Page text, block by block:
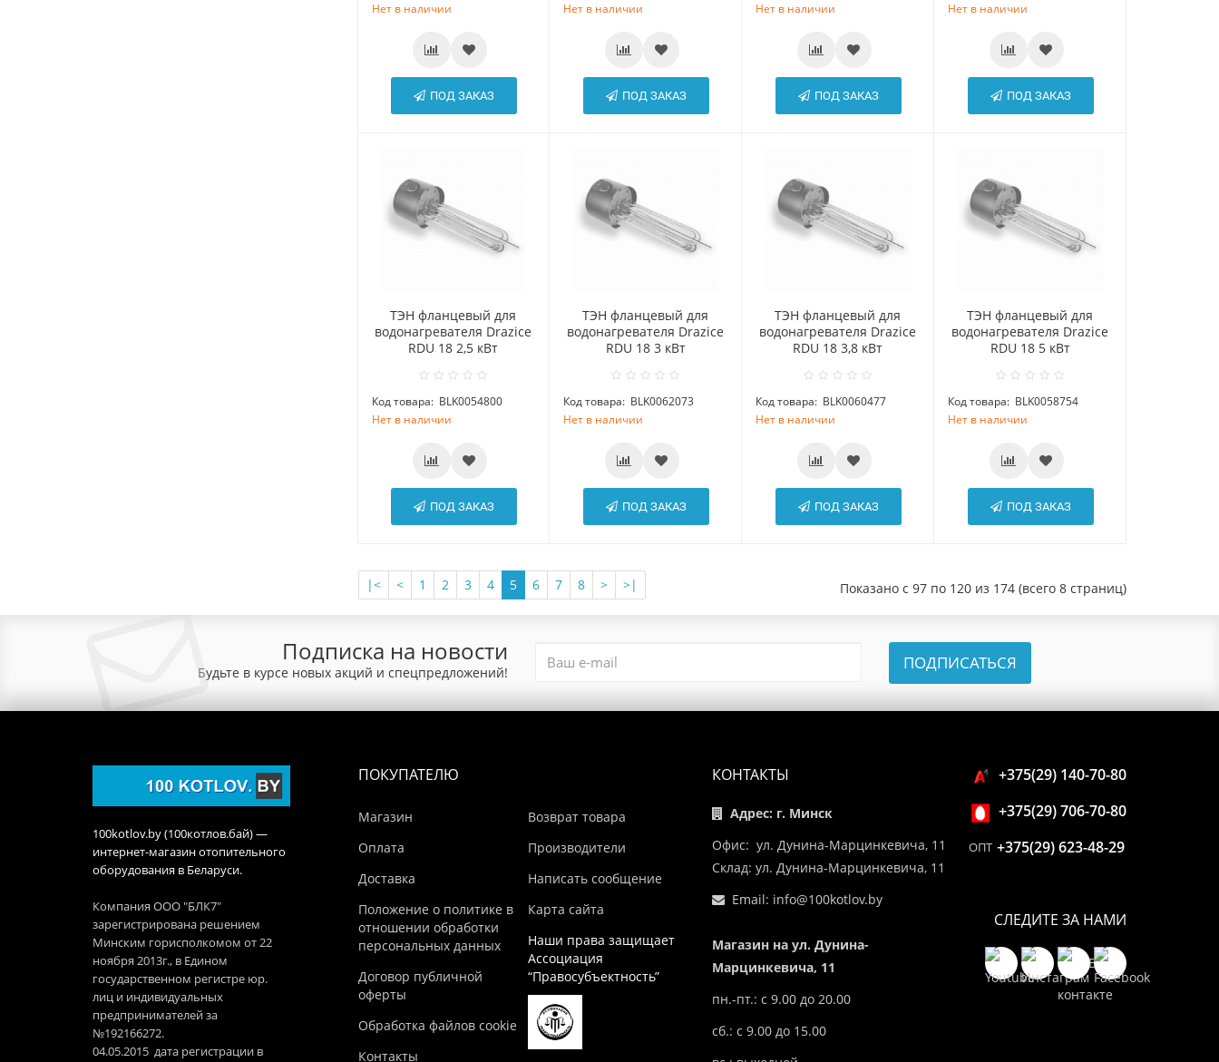
Нет в наличии
ПОД ЗАКАЗ
Нет в наличии
ПОД ЗАКАЗ
Нет в наличии
ПОД ЗАКАЗ
Нет в наличии
ПОД ЗАКАЗ
ТЭН фланцевый для
водонагревателя Drazice
RDU 18 2,5 кВт
Код товара: BLK0054800
Нет в наличии
ПОД ЗАКАЗ
ТЭН фланцевый для
водонагревателя Drazice
RDU 18 3 кВт
Код товара: BLK0062073
Нет в наличии
ПОД ЗАКАЗ
ТЭН фланцевый для
водонагревателя Drazice
RDU 18 3,8 кВт
Код товара: BLK0060477
Нет в наличии
ПОД ЗАКАЗ
ТЭН фланцевый для
водонагревателя Drazice
RDU 18 5 кВт
Код товара: BLK0058754
Нет в наличии
ПОД ЗАКАЗ
|< < 1 2 3 4 5 6 7 8 > >| Показано с 97 по 120 из 174 (всего 8 страниц)
Подписка на новости
Будьте в курсе новых акций и спецпредложений! ПОДПИСАТЬСЯ
100kotlov.by (100котлов.бай) —
интернет-магазин отопительного
оборудования в Беларуси.
Компания ООО "БЛК7"
зарегистрирована решением
Минским горисполкомом от 22
ноября 2013г., в Едином
государственном регистре юр.
лиц и индивидуальных
предпринимателей за
№192166272.
04.05.2015 дата регистрации в
ПОКУПАТЕЛЮ
Магазин
Оплата
Доставка
Положение о политике в
отношении обработки
персональных данных
Договор публичной
оферты
Обработка файлов cookie
Контакты
Возврат товара
Производители
Написать сообщение
Карта сайта
Наши права защищает
Ассоциация
“Правосубъектность”
КОНТАКТЫ
Адрес: г. Минск
Офис: ул. Дунина-Марцинкевича, 11
Склад: ул. Дунина-Марцинкевича, 11
Email: info@100kotlov.by
Магазин на ул. Дунина-
Марцинкевича, 11
пн.-пт.: с 9.00 до 20.00
сб.: с 9.00 до 15.00
+375(29) 140-70-80
+375(29) 706-70-80
ОПТ +375(29) 623-48-29
СЛЕДИТЕ ЗА НАМИ